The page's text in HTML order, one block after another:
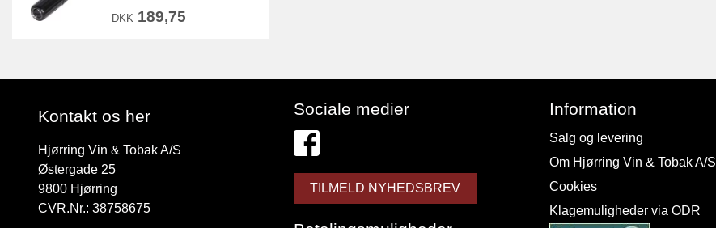
DKK 189,75
Kontakt os her
Hjørring Vin & Tobak A/S
Østergade 25
9800 Hjørring
CVR.Nr.: 38758675
Sociale medier
TILMELD NYHEDSBREV
Information
Salg og levering
Om Hjørring Vin & Tobak A/S
Cookies
Klagemuligheder via ODR